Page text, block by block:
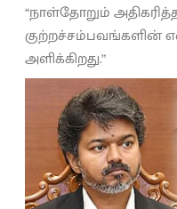
“நாள்தோறும்
அளிக்கிறது.”